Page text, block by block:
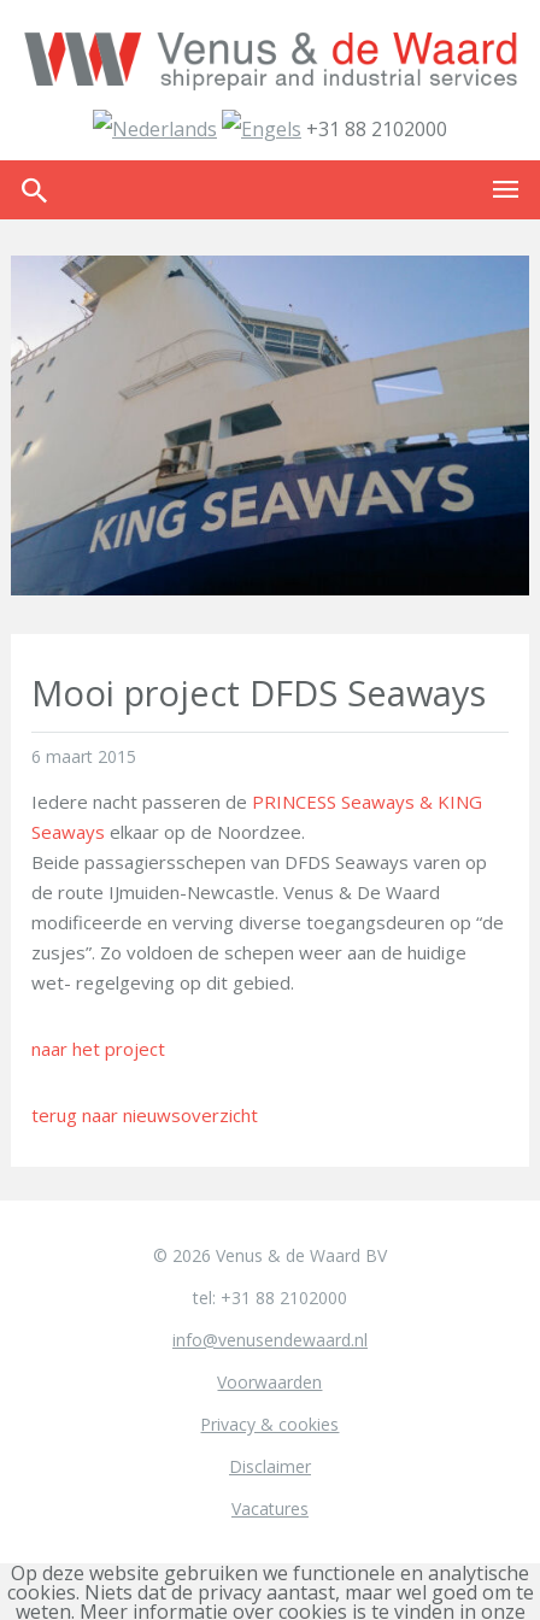
+31 88 2102000
Mooi project DFDS Seaways
6 maart 2015
Iedere nacht passeren de PRINCESS Seaways & KING
Seaways elkaar op de Noordzee.
Beide passagiersschepen van DFDS Seaways varen op
de route IJmuiden-Newcastle. Venus & De Waard
modificeerde en verving diverse toegangsdeuren op “de
zusjes”. Zo voldoen de schepen weer aan de huidige
wet- regelgeving op dit gebied.
naar het project
terug naar nieuwsoverzicht
© 2026 Venus & de Waard BV
tel: +31 88 2102000
info@venusendewaard.nl
Voorwaarden
Privacy & cookies
Disclaimer
Vacatures
Op deze website gebruiken we functionele en analytische
cookies. Niets dat de privacy aantast, maar wel goed om te
weten. Meer informatie over cookies is te vinden in onze